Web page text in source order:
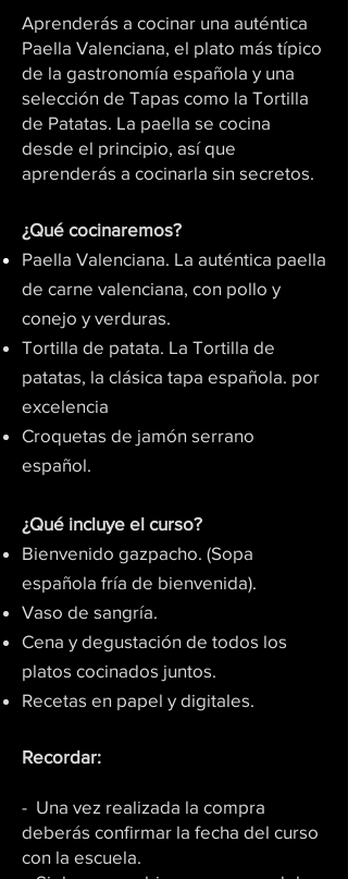
Aprenderás a cocinar una auténtica
Paella Valenciana, el plato más típico
de la gastronomía española y una
selección de Tapas como la Tortilla
de Patatas. La paella se cocina
desde el principio, así que
aprenderás a cocinarla sin secretos.
¿Qué cocinaremos?
Paella Valenciana. La auténtica paella
de carne valenciana, con pollo y
conejo y verduras.
Tortilla de patata. La Tortilla de
patatas, la clásica tapa española. por
excelencia
Croquetas de jamón serrano
español.
¿Qué incluye el curso?​
Bienvenido gazpacho. (Sopa
española fría de bienvenida).
Vaso de sangría.
Cena y degustación de todos los
platos cocinados juntos.
Recetas en papel y digitales.
Recordar:
- Una vez realizada la compra
deberás confirmar la fecha del curso
con la escuela.